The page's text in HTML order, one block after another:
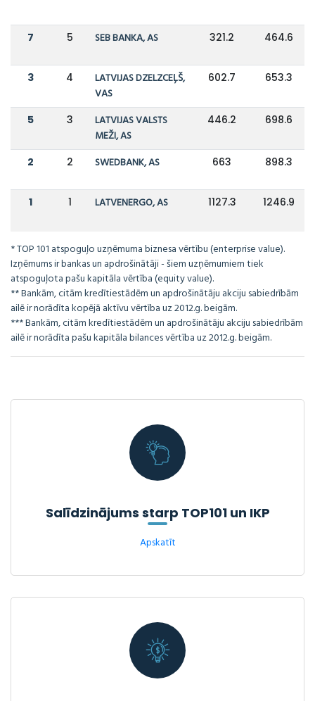
7 5 SEB BANKA, AS 321.2 464.6
3 4
LATVIJAS DZELZCEĻŠ,
VAS
602.7 653.3
5 3
LATVIJAS VALSTS
MEŽI, AS
446.2 698.6
2 2 SWEDBANK, AS 663 898.3
1 1 LATVENERGO, AS 1127.3 1246.9
* TOP 101 atspoguļo uzņēmuma biznesa vērtību (enterprise value).
Izņēmums ir bankas un apdrošinātāji - šiem uzņēmumiem tiek
atspoguļota pašu kapitāla vērtība (equity value).
** Bankām, citām kredītiestādēm un apdrošinātāju akciju sabiedrībām
ailē ir norādīta kopējā aktīvu vērtība uz 2012.g. beigām.
*** Bankām, citām kredītiestādēm un apdrošinātāju akciju sabiedrībām
ailē ir norādīta pašu kapitāla bilances vērtība uz 2012.g. beigām.
Salīdzinājums starp TOP101 un IKP
Apskatīt